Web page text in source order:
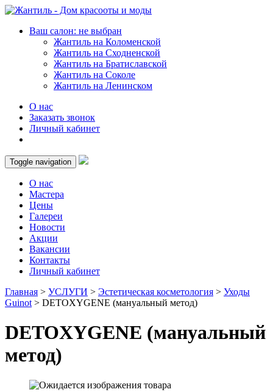
Ваш салон: не выбран
Жантиль на Коломенской
Жантиль на Сходненской
Жантиль на Братиславской
Жантиль на Соколе
Жантиль на Ленинском
О нас
Заказать звонок
Личный кабинет
Toggle navigation
О нас
Мастера
Цены
Галереи
Новости
Акции
Вакансии
Контакты
Личный кабинет
Главная > УСЛУГИ > Эстетическая косметология > Уходы
Guinot > DETOXYGENE (мануальный метод)
DETOXYGENE (мануальный
метод)